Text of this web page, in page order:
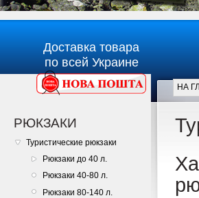
Доставка товара
по всей Украине
НА
РЮКЗАКИ
Туристические рюкзаки
Рюкзаки до 40 л.
Рюкзаки 40-80 л.
Рюкзаки 80-140 л.